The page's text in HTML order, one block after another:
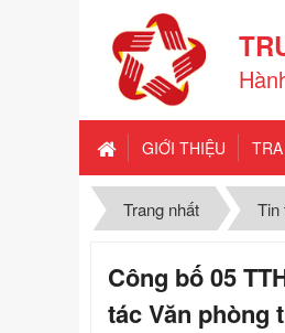
GIỚI THIỆU
Trang nhất Tin
Công bố 05
tác Văn phòng